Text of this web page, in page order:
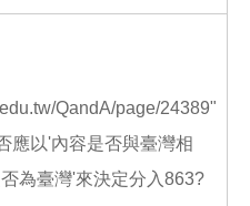
QandA/page/24389"
應以'內容是否與臺灣相
為臺灣'來決定分入863?